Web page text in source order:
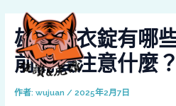
雄贊膜衣錠有哪
前需要注意什麼？
作者: wujuan / 2025年2月7日
navigation